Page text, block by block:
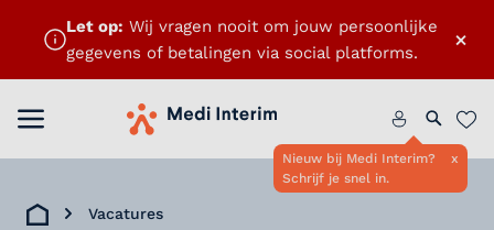
×
Let op: Wij vragen nooit om jouw persoonlijke
gegevens of betalingen via social platforms.
Menu openenHome
Nieuw bij Medi Interim?
Schrijf je snel in.
x
Zoeken
Home
Vacatures